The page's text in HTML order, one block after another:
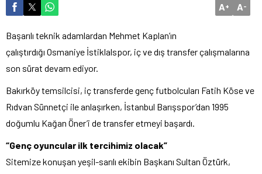
A+ A-
Başarılı teknik adamlardan Mehmet Kaplan’ın
çalıştırdığı Osmaniye İstiklalspor, iç ve dış transfer çalışmalarına
son sürat devam ediyor.
Bakırköy temsilcisi, iç transferde genç futbolcuları Fatih Köse ve
Rıdvan Sünnetçi ile anlaşırken, İstanbul Barışspor’dan 1995
doğumlu Kağan Öner’i de transfer etmeyi başardı.
“Genç oyuncular ilk tercihimiz olacak”
Sitemize konuşan yeşil-sarılı ekibin Başkanı Sultan Öztürk,